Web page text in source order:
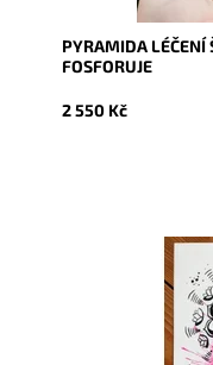
PYRAMIDA LÉČENÍ
FOSFORUJE
2 550 Kč
8762